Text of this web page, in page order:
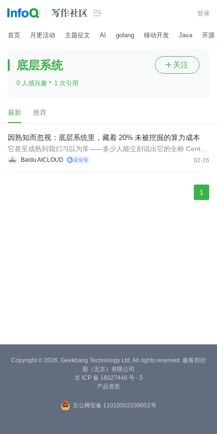
 登录
首页 月更活动 主题征文 AI golang 移动开发 Java 开源
底层系统
0 人感兴趣 · 1 次引用
 关注
最新 推荐
因熟知而忽视：底层系统里，藏着 20% 未被挖掘的算力成本
Baidu AICLOUD 02-26
它甚至成熟到我们习以为常——多少人能立刻说出它的全称 Central
Processing Unit？
1
Copyright © 2026, Geekbang Technology Ltd. All rights reserved. 极客邦控
股（北京）有限公司
京 ICP 备 16027448 号 - 5
产品资质
京公网安备 11010502039052号